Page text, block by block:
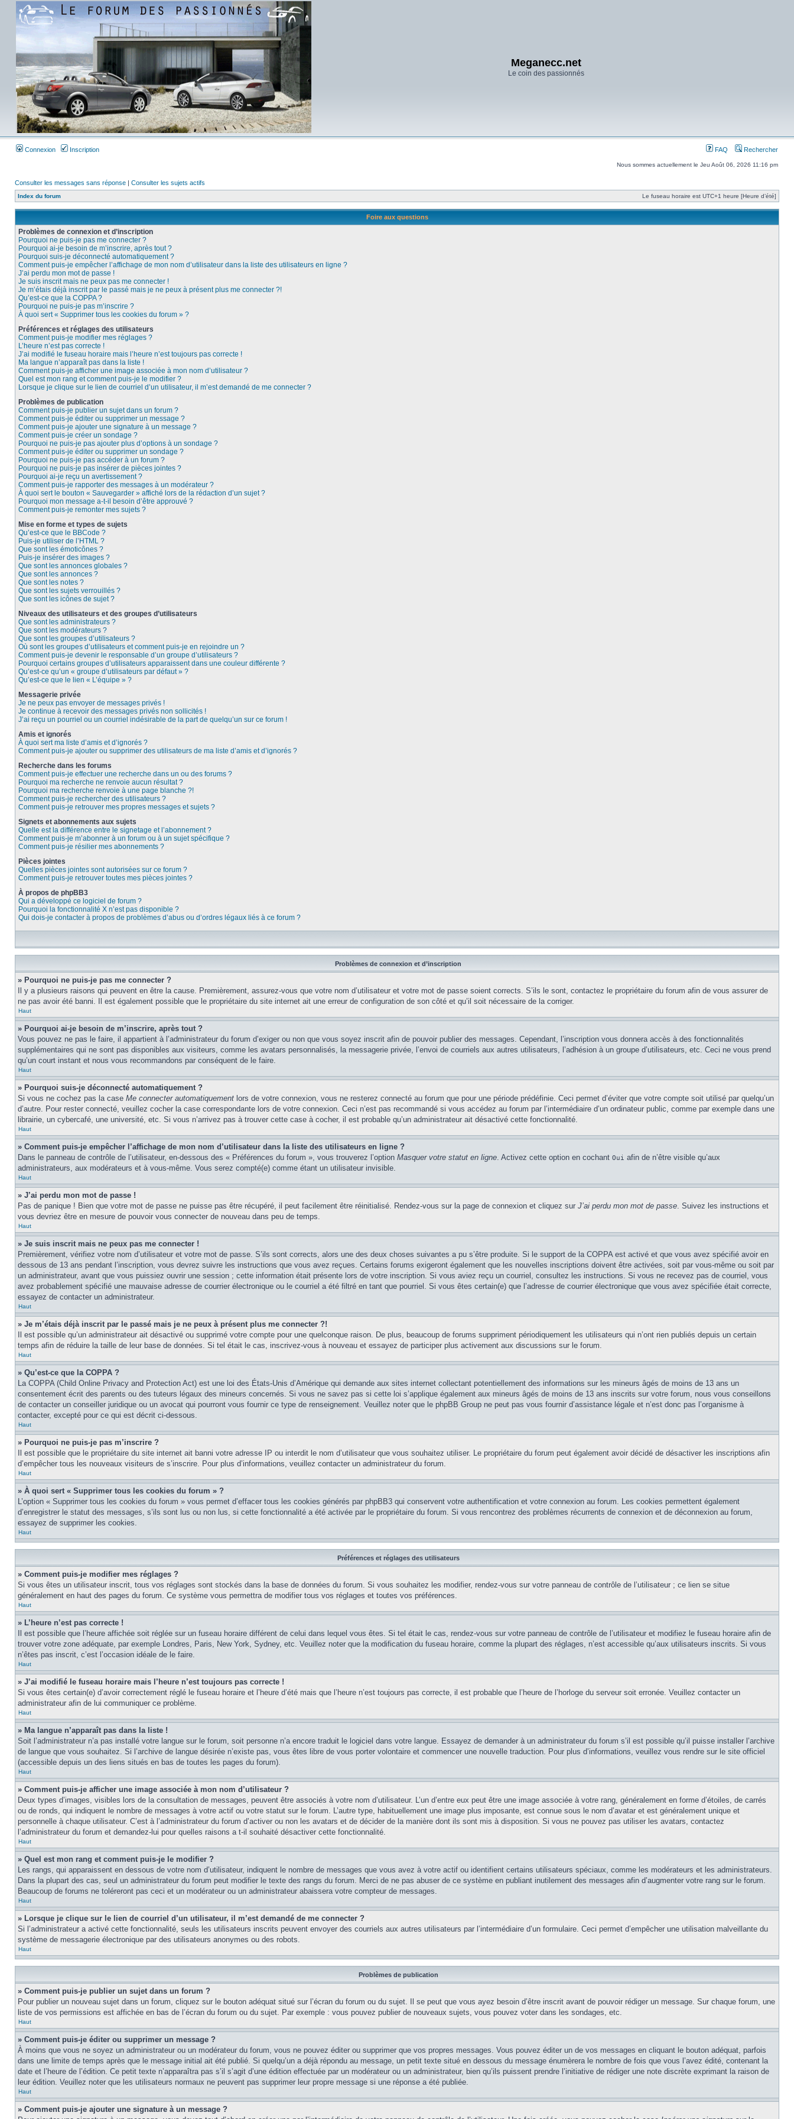
Meganecc.net
Le coin des passionnés
Connexion Inscription FAQ Rechercher
Nous sommes actuellement le Jeu Août 06, 2026 11:16 pm
Consulter les messages sans réponse | Consulter les sujets actifs
Index du forum Le fuseau horaire est UTC+1 heure [Heure d’été]
Foire aux questions
Problèmes de connexion et d’inscription
Pourquoi ne puis-je pas me connecter ?
Pourquoi ai-je besoin de m’inscrire, après tout ?
Pourquoi suis-je déconnecté automatiquement ?
Comment puis-je empêcher l’affichage de mon nom d’utilisateur dans la liste des utilisateurs en ligne ?
J’ai perdu mon mot de passe !
Je suis inscrit mais ne peux pas me connecter !
Je m’étais déjà inscrit par le passé mais je ne peux à présent plus me connecter ?!
Qu’est-ce que la COPPA ?
Pourquoi ne puis-je pas m’inscrire ?
À quoi sert « Supprimer tous les cookies du forum » ?
Préférences et réglages des utilisateurs
Comment puis-je modifier mes réglages ?
L’heure n’est pas correcte !
J’ai modifié le fuseau horaire mais l’heure n’est toujours pas correcte !
Ma langue n’apparaît pas dans la liste !
Comment puis-je afficher une image associée à mon nom d’utilisateur ?
Quel est mon rang et comment puis-je le modifier ?
Lorsque je clique sur le lien de courriel d’un utilisateur, il m’est demandé de me connecter ?
Problèmes de publication
Comment puis-je publier un sujet dans un forum ?
Comment puis-je éditer ou supprimer un message ?
Comment puis-je ajouter une signature à un message ?
Comment puis-je créer un sondage ?
Pourquoi ne puis-je pas ajouter plus d’options à un sondage ?
Comment puis-je éditer ou supprimer un sondage ?
Pourquoi ne puis-je pas accéder à un forum ?
Pourquoi ne puis-je pas insérer de pièces jointes ?
Pourquoi ai-je reçu un avertissement ?
Comment puis-je rapporter des messages à un modérateur ?
À quoi sert le bouton « Sauvegarder » affiché lors de la rédaction d’un sujet ?
Pourquoi mon message a-t-il besoin d’être approuvé ?
Comment puis-je remonter mes sujets ?
Mise en forme et types de sujets
Qu’est-ce que le BBCode ?
Puis-je utiliser de l’HTML ?
Que sont les émoticônes ?
Puis-je insérer des images ?
Que sont les annonces globales ?
Que sont les annonces ?
Que sont les notes ?
Que sont les sujets verrouillés ?
Que sont les icônes de sujet ?
Niveaux des utilisateurs et des groupes d’utilisateurs
Que sont les administrateurs ?
Que sont les modérateurs ?
Que sont les groupes d’utilisateurs ?
Où sont les groupes d’utilisateurs et comment puis-je en rejoindre un ?
Comment puis-je devenir le responsable d’un groupe d’utilisateurs ?
Pourquoi certains groupes d’utilisateurs apparaissent dans une couleur différente ?
Qu’est-ce qu’un « groupe d’utilisateurs par défaut » ?
Qu’est-ce que le lien « L’équipe » ?
Messagerie privée
Je ne peux pas envoyer de messages privés !
Je continue à recevoir des messages privés non sollicités !
J’ai reçu un pourriel ou un courriel indésirable de la part de quelqu’un sur ce forum !
Amis et ignorés
À quoi sert ma liste d’amis et d’ignorés ?
Comment puis-je ajouter ou supprimer des utilisateurs de ma liste d’amis et d’ignorés ?
Recherche dans les forums
Comment puis-je effectuer une recherche dans un ou des forums ?
Pourquoi ma recherche ne renvoie aucun résultat ?
Pourquoi ma recherche renvoie à une page blanche ?!
Comment puis-je rechercher des utilisateurs ?
Comment puis-je retrouver mes propres messages et sujets ?
Signets et abonnements aux sujets
Quelle est la différence entre le signetage et l’abonnement ?
Comment puis-je m’abonner à un forum ou à un sujet spécifique ?
Comment puis-je résilier mes abonnements ?
Pièces jointes
Quelles pièces jointes sont autorisées sur ce forum ?
Comment puis-je retrouver toutes mes pièces jointes ?
À propos de phpBB3
Qui a développé ce logiciel de forum ?
Pourquoi la fonctionnalité X n’est pas disponible ?
Qui dois-je contacter à propos de problèmes d’abus ou d’ordres légaux liés à ce forum ?
Problèmes de connexion et d’inscription
» Pourquoi ne puis-je pas me connecter ?
Il y a plusieurs raisons qui peuvent en être la cause. Premièrement, assurez-vous que votre nom d’utilisateur et votre mot de passe soient corrects. S’ils le sont, contactez le propriétaire du forum afin de vous assurer de
ne pas avoir été banni. Il est également possible que le propriétaire du site internet ait une erreur de configuration de son côté et qu’il soit nécessaire de la corriger.
Haut
» Pourquoi ai-je besoin de m’inscrire, après tout ?
Vous pouvez ne pas le faire, il appartient à l’administrateur du forum d’exiger ou non que vous soyez inscrit afin de pouvoir publier des messages. Cependant, l’inscription vous donnera accès à des fonctionnalités
supplémentaires qui ne sont pas disponibles aux visiteurs, comme les avatars personnalisés, la messagerie privée, l’envoi de courriels aux autres utilisateurs, l’adhésion à un groupe d’utilisateurs, etc. Ceci ne vous prend
qu’un court instant et nous vous recommandons par conséquent de le faire.
Haut
» Pourquoi suis-je déconnecté automatiquement ?
Si vous ne cochez pas la case Me connecter automatiquement lors de votre connexion, vous ne resterez connecté au forum que pour une période prédéfinie. Ceci permet d’éviter que votre compte soit utilisé par quelqu’un
d’autre. Pour rester connecté, veuillez cocher la case correspondante lors de votre connexion. Ceci n’est pas recommandé si vous accédez au forum par l’intermédiaire d’un ordinateur public, comme par exemple dans une
librairie, un cybercafé, une université, etc. Si vous n’arrivez pas à trouver cette case à cocher, il est probable qu’un administrateur ait désactivé cette fonctionnalité.
Haut
» Comment puis-je empêcher l’affichage de mon nom d’utilisateur dans la liste des utilisateurs en ligne ?
Dans le panneau de contrôle de l’utilisateur, en-dessous des « Préférences du forum », vous trouverez l’option Masquer votre statut en ligne. Activez cette option en cochant Oui afin de n’être visible qu’aux
administrateurs, aux modérateurs et à vous-même. Vous serez compté(e) comme étant un utilisateur invisible.
Haut
» J’ai perdu mon mot de passe !
Pas de panique ! Bien que votre mot de passe ne puisse pas être récupéré, il peut facilement être réinitialisé. Rendez-vous sur la page de connexion et cliquez sur J’ai perdu mon mot de passe. Suivez les instructions et
vous devriez être en mesure de pouvoir vous connecter de nouveau dans peu de temps.
Haut
» Je suis inscrit mais ne peux pas me connecter !
Premièrement, vérifiez votre nom d’utilisateur et votre mot de passe. S’ils sont corrects, alors une des deux choses suivantes a pu s’être produite. Si le support de la COPPA est activé et que vous avez spécifié avoir en
dessous de 13 ans pendant l’inscription, vous devrez suivre les instructions que vous avez reçues. Certains forums exigeront également que les nouvelles inscriptions doivent être activées, soit par vous-même ou soit par
un administrateur, avant que vous puissiez ouvrir une session ; cette information était présente lors de votre inscription. Si vous aviez reçu un courriel, consultez les instructions. Si vous ne recevez pas de courriel, vous
avez probablement spécifié une mauvaise adresse de courrier électronique ou le courriel a été filtré en tant que pourriel. Si vous êtes certain(e) que l’adresse de courrier électronique que vous avez spécifiée était correcte,
essayez de contacter un administrateur.
Haut
» Je m’étais déjà inscrit par le passé mais je ne peux à présent plus me connecter ?!
Il est possible qu’un administrateur ait désactivé ou supprimé votre compte pour une quelconque raison. De plus, beaucoup de forums suppriment périodiquement les utilisateurs qui n’ont rien publiés depuis un certain
temps afin de réduire la taille de leur base de données. Si tel était le cas, inscrivez-vous à nouveau et essayez de participer plus activement aux discussions sur le forum.
Haut
» Qu’est-ce que la COPPA ?
La COPPA (Child Online Privacy and Protection Act) est une loi des États-Unis d’Amérique qui demande aux sites internet collectant potentiellement des informations sur les mineurs âgés de moins de 13 ans un
consentement écrit des parents ou des tuteurs légaux des mineurs concernés. Si vous ne savez pas si cette loi s’applique également aux mineurs âgés de moins de 13 ans inscrits sur votre forum, nous vous conseillons
de contacter un conseiller juridique ou un avocat qui pourront vous fournir ce type de renseignement. Veuillez noter que le phpBB Group ne peut pas vous fournir d’assistance légale et n’est donc pas l’organisme à
contacter, excepté pour ce qui est décrit ci-dessous.
Haut
» Pourquoi ne puis-je pas m’inscrire ?
Il est possible que le propriétaire du site internet ait banni votre adresse IP ou interdit le nom d’utilisateur que vous souhaitez utiliser. Le propriétaire du forum peut également avoir décidé de désactiver les inscriptions afin
d’empêcher tous les nouveaux visiteurs de s’inscrire. Pour plus d’informations, veuillez contacter un administrateur du forum.
Haut
» À quoi sert « Supprimer tous les cookies du forum » ?
L’option « Supprimer tous les cookies du forum » vous permet d’effacer tous les cookies générés par phpBB3 qui conservent votre authentification et votre connexion au forum. Les cookies permettent également
d’enregistrer le statut des messages, s’ils sont lus ou non lus, si cette fonctionnalité a été activée par le propriétaire du forum. Si vous rencontrez des problèmes récurrents de connexion et de déconnexion au forum,
essayez de supprimer les cookies.
Haut
Préférences et réglages des utilisateurs
» Comment puis-je modifier mes réglages ?
Si vous êtes un utilisateur inscrit, tous vos réglages sont stockés dans la base de données du forum. Si vous souhaitez les modifier, rendez-vous sur votre panneau de contrôle de l’utilisateur ; ce lien se situe
généralement en haut des pages du forum. Ce système vous permettra de modifier tous vos réglages et toutes vos préférences.
Haut
» L’heure n’est pas correcte !
Il est possible que l’heure affichée soit réglée sur un fuseau horaire différent de celui dans lequel vous êtes. Si tel était le cas, rendez-vous sur votre panneau de contrôle de l’utilisateur et modifiez le fuseau horaire afin de
trouver votre zone adéquate, par exemple Londres, Paris, New York, Sydney, etc. Veuillez noter que la modification du fuseau horaire, comme la plupart des réglages, n’est accessible qu’aux utilisateurs inscrits. Si vous
n’êtes pas inscrit, c’est l’occasion idéale de le faire.
Haut
» J’ai modifié le fuseau horaire mais l’heure n’est toujours pas correcte !
Si vous êtes certain(e) d’avoir correctement réglé le fuseau horaire et l’heure d’été mais que l’heure n’est toujours pas correcte, il est probable que l’heure de l’horloge du serveur soit erronée. Veuillez contacter un
administrateur afin de lui communiquer ce problème.
Haut
» Ma langue n’apparaît pas dans la liste !
Soit l’administrateur n’a pas installé votre langue sur le forum, soit personne n’a encore traduit le logiciel dans votre langue. Essayez de demander à un administrateur du forum s’il est possible qu’il puisse installer l’archive
de langue que vous souhaitez. Si l’archive de langue désirée n’existe pas, vous êtes libre de vous porter volontaire et commencer une nouvelle traduction. Pour plus d’informations, veuillez vous rendre sur le site officiel
(accessible depuis un des liens situés en bas de toutes les pages du forum).
Haut
» Comment puis-je afficher une image associée à mon nom d’utilisateur ?
Deux types d’images, visibles lors de la consultation de messages, peuvent être associés à votre nom d’utilisateur. L’un d’entre eux peut être une image associée à votre rang, généralement en forme d’étoiles, de carrés
ou de ronds, qui indiquent le nombre de messages à votre actif ou votre statut sur le forum. L’autre type, habituellement une image plus imposante, est connue sous le nom d’avatar et est généralement unique et
personnelle à chaque utilisateur. C’est à l’administrateur du forum d’activer ou non les avatars et de décider de la manière dont ils sont mis à disposition. Si vous ne pouvez pas utiliser les avatars, contactez
l’administrateur du forum et demandez-lui pour quelles raisons a t-il souhaité désactiver cette fonctionnalité.
Haut
» Quel est mon rang et comment puis-je le modifier ?
Les rangs, qui apparaissent en dessous de votre nom d’utilisateur, indiquent le nombre de messages que vous avez à votre actif ou identifient certains utilisateurs spéciaux, comme les modérateurs et les administrateurs.
Dans la plupart des cas, seul un administrateur du forum peut modifier le texte des rangs du forum. Merci de ne pas abuser de ce système en publiant inutilement des messages afin d’augmenter votre rang sur le forum.
Beaucoup de forums ne toléreront pas ceci et un modérateur ou un administrateur abaissera votre compteur de messages.
Haut
» Lorsque je clique sur le lien de courriel d’un utilisateur, il m’est demandé de me connecter ?
Si l’administrateur a activé cette fonctionnalité, seuls les utilisateurs inscrits peuvent envoyer des courriels aux autres utilisateurs par l’intermédiaire d’un formulaire. Ceci permet d’empêcher une utilisation malveillante du
système de messagerie électronique par des utilisateurs anonymes ou des robots.
Haut
Problèmes de publication
» Comment puis-je publier un sujet dans un forum ?
Pour publier un nouveau sujet dans un forum, cliquez sur le bouton adéquat situé sur l’écran du forum ou du sujet. Il se peut que vous ayez besoin d’être inscrit avant de pouvoir rédiger un message. Sur chaque forum, une
liste de vos permissions est affichée en bas de l’écran du forum ou du sujet. Par exemple : vous pouvez publier de nouveaux sujets, vous pouvez voter dans les sondages, etc.
Haut
» Comment puis-je éditer ou supprimer un message ?
À moins que vous ne soyez un administrateur ou un modérateur du forum, vous ne pouvez éditer ou supprimer que vos propres messages. Vous pouvez éditer un de vos messages en cliquant le bouton adéquat, parfois
dans une limite de temps après que le message initial ait été publié. Si quelqu’un a déjà répondu au message, un petit texte situé en dessous du message énumèrera le nombre de fois que vous l’avez édité, contenant la
date et l’heure de l’édition. Ce petit texte n’apparaîtra pas s’il s’agit d’une édition effectuée par un modérateur ou un administrateur, bien qu’ils puissent prendre l’initiative de rédiger une note discrète exprimant la raison de
leur édition. Veuillez noter que les utilisateurs normaux ne peuvent pas supprimer leur propre message si une réponse a été publiée.
Haut
» Comment puis-je ajouter une signature à un message ?